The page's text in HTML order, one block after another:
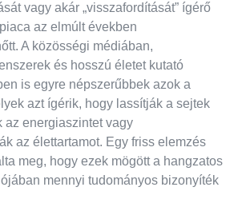
vagy akár „visszafordítását” ígérő
az elmúlt években
A közösségi médiában,
és hosszú életet kutató
is egyre népszerűbbek azok a
azt ígérik, hogy lassítják a sejtek
az energiaszintet vagy
az élettartamot. Egy friss elemzés
meg, hogy ezek mögött a hangzatos
mennyi tudományos bizonyíték